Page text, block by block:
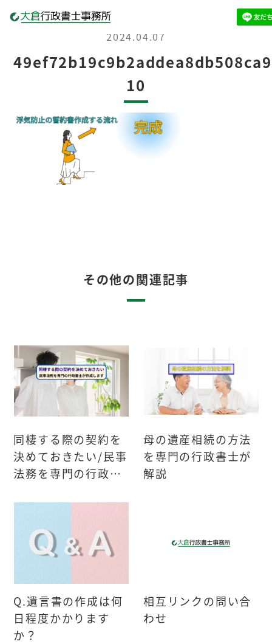
2024.04.07
10
その他の関連記事
同棲する際の契約を
決めておきたい/民事
法務を専門の行政書
母の遺産相続の方法
を専門の行政書士が
解説
Q.遺言書の作成は何
日程度かかります
か？
相互リンクの問い合
わせ